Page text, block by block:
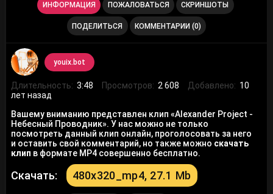
ИНФОРМАЦИЯ ПОЖАЛОВАТЬСЯ СКРИНШОТЫ
ПОДЕЛИТЬСЯ КОММЕНТАРИИ (0)
youix.bot
Длительность: 3:48 Просмотров: 2 608 Добавлено: 10
лет назад
Вашему вниманию представлен клип «Alexander Project -
Небесный Проводник». У нас можно не только
посмотреть данный клип онлайн, проголосовать за него
и оставить свой комментарий, но также можно скачать
клип в формате MP4 совершенно бесплатно.
Скачать: 480x320_mp4, 27.1 Mb